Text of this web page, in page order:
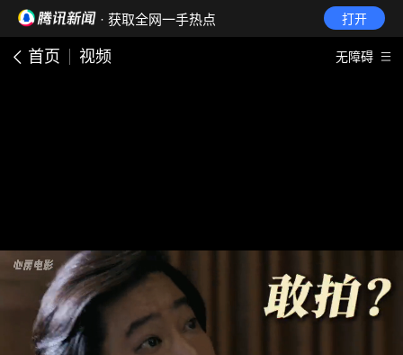
· 获取全网一手热点 打开
首页 视频 无障碍